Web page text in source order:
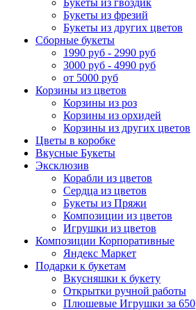
Букеты из гвоздик
Букеты из фрезий
Букеты из других цветов
Сборные букеты
1990 руб - 2990 руб
3000 руб - 4990 руб
от 5000 руб
Корзины из цветов
Корзины из роз
Корзины из орхидей
Корзины из других цветов
Цветы в коробке
Вкусные Букеты
Эксклюзив
Корабли из цветов
Сердца из цветов
Букеты из Пряжи
Композиции из цветов
Игрушки из цветов
Композиции Корпоративные
Яндекс Маркет
Подарки к букетам
Вкусняшки к букету
Открытки ручной работы
Плюшевые Игрушки за 650